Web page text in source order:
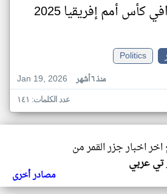
كأس أمم إفريقيا 2025
Politics
Jan 19, 2026
منذ ٦ أشهر
عدد الكلمات: ١٤١
اخر اخبار جزر القمر من
تي عربي
مصادر أخرى